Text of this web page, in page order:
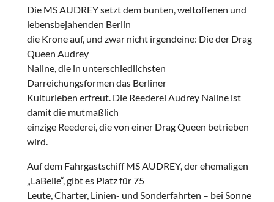
Die MS AUDREY setzt dem bunten, weltoffenen und
lebensbejahenden Berlin
die Krone auf, und zwar nicht irgendeine: Die der Drag
Queen Audrey
Naline, die in unterschiedlichsten
Darreichungsformen das Berliner
Kulturleben erfreut. Die Reederei Audrey Naline ist
damit die mutmaßlich
einzige Reederei, die von einer Drag Queen betrieben
wird.
Auf dem Fahrgastschiff MS AUDREY, der ehemaligen
„LaBelle“, gibt es Platz für 75
Leute, Charter, Linien- und Sonderfahrten – bei Sonne